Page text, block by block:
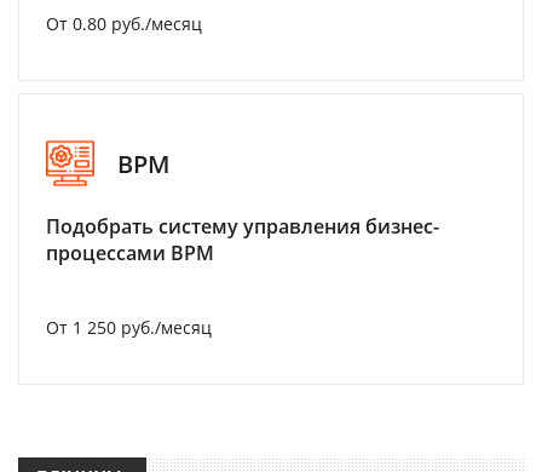
От 0.80 руб./месяц
BPM
Подобрать систему управления бизнес-
процессами BPM
От 1 250 руб./месяц